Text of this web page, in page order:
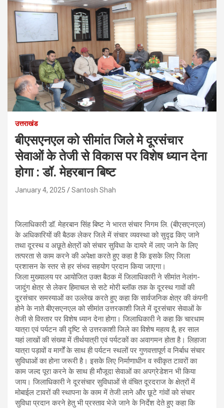
उत्तराखंड
बीएसएनएल को सीमांत जिले मे दूरसंचार
सेवाओं के तेजी से विकास पर विशेष ध्यान देना
होगा : डॉ. मेहरबान बिष्ट
January 4, 2025 Santosh Shah
जिलाधिकारी डॉ. मेहरबान सिंह बिष्ट ने भारत संचार निगम लि. (बीएसएनएल)
के अधिकारियों की बैठक लेकर जिले में संचार व्यवस्था को सुदृढ किए जाने
तथा दूरस्थ व अछूते क्षेत्रों को संचार सुविधा के दायरे में लाए जाने के लिए
तत्परता से काम करने की अपेक्षा करते हुए कहा है कि इसके लिए जिला
प्रशासन के स्तर से हर संभव सहयोग प्रदान किया जाएगा।
जिला मुख्यालय पर आयोजित उक्त बैठक में जिलाधिकारी ने सीमांत नेलांग-
जादुंग क्षेत्र से लेकर हिमाचल से सटे मोरी ब्लॉक तक के दूरस्थ गावों की
दूरसंचार समस्याओं का उल्लेख करते हुए कहा कि सार्वजनिक क्षेत्र की कंपनी
होने के नाते बीएसएनएल को सीमांत उत्तरकाशी जिले में दूरसंचार सेवाओं के
तेजी से विस्तार पर विशेष ध्यान देना होगा। जिलाधिकारी ने कहा कि चारधाम
यात्रा एवं पर्यटन की दृष्टि से उत्तरकाशी जिले का विशेष महत्व है, हर साल
यहां लाखों की संख्या में तीर्थयात्री एवं पर्यटकों का अवागमन होता है। लिहाजा
यात्रा पड़ावों व मार्गों के साथ ही पर्यटन स्थलों पर गुणवत्तापूर्ण व निर्बाध संचार
सुविधाओं का होना जरूरी है। इसके लिए निर्माणाधीन व स्वीकृत टावरों का
काम जल्द पूरा करने के साथ ही मौजूदा सेवाओं का अपग्रेडेशन भी किया
जाय। जिलाधिकारी ने दूरसंचार सुविधाओं से वंचित दूरदराज के क्षेत्रों में
मोबाईल टावरों की स्थापना के काम में तेजी लाने और छूटे गांवों को संचार
सुविधा प्रदान करने हेतु भी प्रस्ताव भेजे जाने के निर्देश देते हुए कहा कि